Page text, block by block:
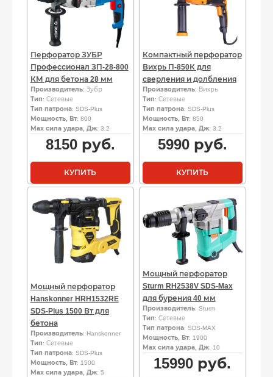
Перфоратор ЗУБР
Профессионал ЗП-28-800
КМ для бетона 28 мм
Производитель: Зубр
Тип: Сетевые
Тип патрона: SDS-Plus
Мощность, Вт: 800
Мах сила удара, Дж: 3.2
8150руб.
КУПИТЬ
Компактный перфоратор
Вихрь П-850К для
сверления и долбления
Производитель: Вихрь
Тип: Сетевые
Тип патрона: SDS-Plus
Мощность, Вт: 850
Мах сила удара, Дж: 3.2
5990руб.
КУПИТЬ
Мощный перфоратор
Hanskonner HRH1532RE
SDS-Plus 1500 Вт для
бетона
Производитель: Hanskonner
Тип: Сетевые
Тип патрона: SDS-Plus
Мощность, Вт: 1500
Мах сила удара, Дж: 5
Мощный перфоратор
Sturm RH2538V SDS-Max
для бурения 40 мм
Производитель: Sturm
Тип: Сетевые
Тип патрона: SDS-MAX
Мощность, Вт: 1900
Мах сила удара, Дж: 10
15990 руб.